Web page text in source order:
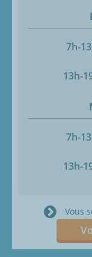
7h-
13h-
7h-
13h-
Vous